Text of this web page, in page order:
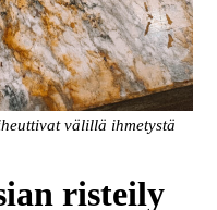
välillä ihmetystä
risteily